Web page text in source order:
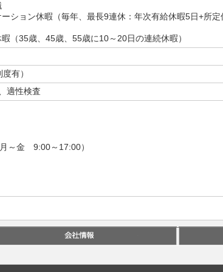
ション休暇（毎年、最長9連休：年次有給休暇5日+所定
（35歳、45歳、55歳に10～20日の連続休暇）
有）
適性検査
～金 9:00～17:00）